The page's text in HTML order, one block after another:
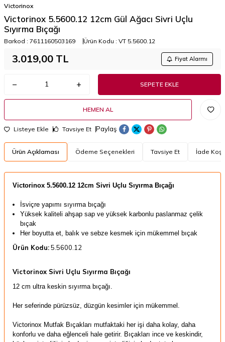
Victorinox
Victorinox 5.5600.12 12cm Gül Ağacı Sivri Uçlu
Sıyırma Bıçağı
Barkod : 7611160503169 Ürün Kodu : VT 5.5600.12
3.019,00 TL Fiyat Alarmı
SEPETE EKLE
HEMEN AL
Listeye Ekle Tavsiye Et Paylaş
Ürün Açıklaması Ödeme Seçenekleri Tavsiye Et İade
​Victorinox 5.5600.12 12cm Sivri Uçlu Sıyırma Bıçağı
İsviçre yapımı sıyırma bıçağı
Yüksek kaliteli ahşap sap ve yüksek karbonlu paslanmaz çelik
bıçak
Her boyutta et, balık ve sebze kesmek için mükemmel bıçak
Ürün Kodu:5.5600.12
Victorinox Sivri Uçlu Sıyırma Bıçağı
12 cm ultra keskin sıyırma bıçağı.
Her seferinde pürüzsüz, düzgün kesimler için mükemmel.
Victorinox Mutfak Bıçakları mutfaktaki her işi daha kolay, daha
konforlu ve daha eğlenceli hale getirir. Bıçakları ince ve keskindir,